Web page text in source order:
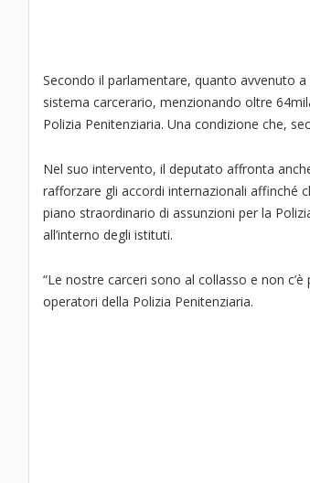
Secondo il parlamentare, quanto avvenuto
sistema carcerario, menzionando oltre
Polizia Penitenziaria. Una condizione che,
Nel suo intervento, il deputato affronta
rafforzare gli accordi internazionali affinché
piano straordinario di assunzioni per la
all’interno degli istituti.
“Le nostre carceri sono al collasso e non
operatori della Polizia Penitenziaria.